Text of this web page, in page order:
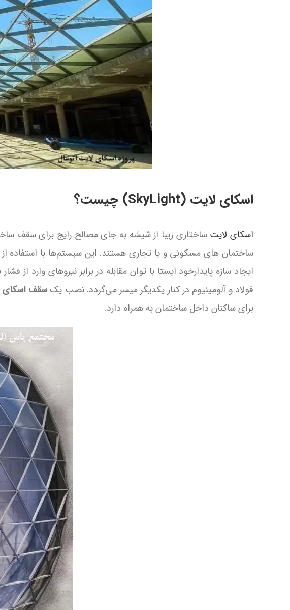
اسکای لایت (SkyLight) چیست؟
اسکای لایت ساختاری زیبا از شیشه به جای مصالح رایج برای سقف
ساختمان های مسکونی و یا تجاری هستند. این سیستم‌ها با استفاده
ایجاد سازه پایدارخود ایستا با توان مقابله در برابر نیروهای وارد از
فولاد و آلومینیوم در کنار یکدیگر میسر می‌گردد. نصب یکسقف اسکای
برای ساکنان داخل ساختمان به همراه دارد.